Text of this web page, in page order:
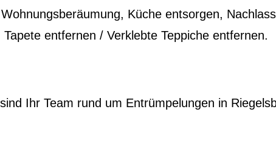
Küche entsorgen,
Tapete entfernen / Verklebte Teppiche entfernen.
Ihr Team rund um Entrümpelungen in